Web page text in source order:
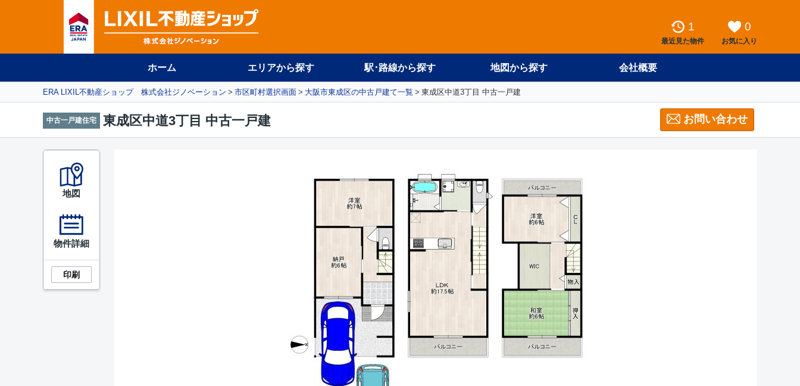
1
最近見た物件
0
お気に入り
ホーム エリアから探す 駅･路線から探す 地図から探す 会社概要
ERA LIXIL不動産ショップ 株式会社ジノベーション 市区町村選択画面 大阪市東成区の中古戸建て一覧 東成区中道3丁目 中古一戸建
中古一戸建住宅 東成区中道3丁目 中古一戸建 お問い合わせ
地図
物件詳細
印刷